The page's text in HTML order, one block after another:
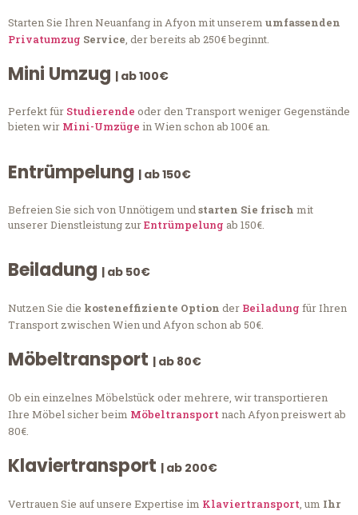
Starten Sie Ihren Neuanfang in Afyon mit unserem umfassenden
Privatumzug Service, der bereits ab 250€ beginnt.
Mini Umzug | ab 100€
Perfekt für Studierende oder den Transport weniger Gegenstände
bieten wir Mini-Umzüge in Wien schon ab 100€ an.
Entrümpelung | ab 150€
Befreien Sie sich von Unnötigem undstarten Sie frisch mit
unserer Dienstleistung zurEntrümpelung ab 150€.
Beiladung | ab 50€
Nutzen Sie die kosteneffiziente Option der Beiladung für Ihren
Transport zwischen Wien und Afyon schon ab 50€.
Möbeltransport | ab 80€
Ob ein einzelnes Möbelstück oder mehrere, wir transportieren
Ihre Möbel sicher beim Möbeltransportnach Afyon preiswert ab
80€.
Klaviertransport | ab 200€
Vertrauen Sie auf unsere Expertise im Klaviertransport, um Ihr